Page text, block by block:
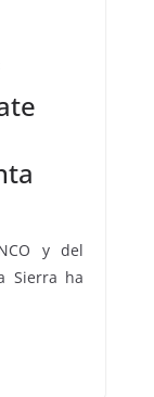
y del
Sierra ha